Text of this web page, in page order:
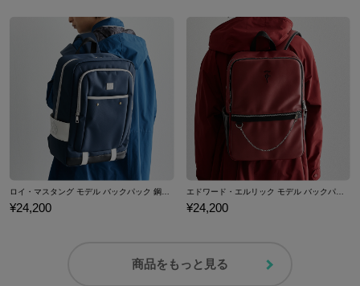
【グリッターアイテム取扱い上の注意点】
※素材の特性上、摩擦によりラメが剥がれる場合がございます。使用時には摩
擦や接触を避けるなど、取り扱いにご注意下さい。
※一度グリッターが?がれた部分に関しましては、修理する事ができません。
※着用モデル身長：160cm
※画像はサンプルです。実際の商品とは一部異なる場合がございます。予めご
了承ください。
サイズガイドページはこちら
¥24,200
エドワード・エルリック モデル バックパック 鋼の錬金術師
¥24,200
商品をもっと見る